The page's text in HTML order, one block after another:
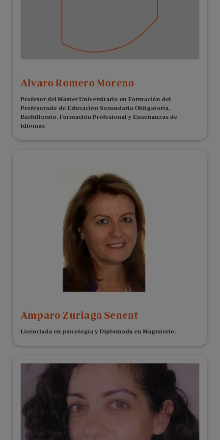
Alvaro Romero Moreno
Profesor del Máster Universitario en Formación del
Profesorado de Educación Secundaria Obligatoria,
Bachillerato, Formación Profesional y Enseñanzas de
Idiomas
Amparo Zuriaga Senent
Licenciada en psicología y Diplomada en Magisterio.